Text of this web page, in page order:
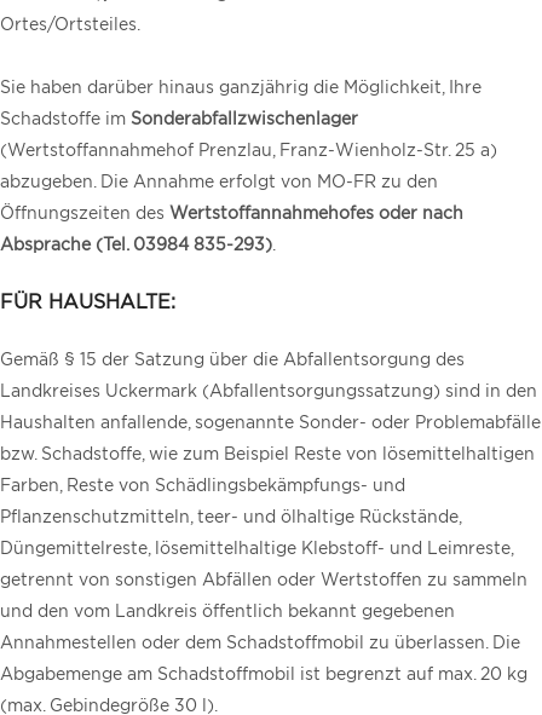
Ortes/Ortsteiles.
Sie haben darüber hinaus ganzjährig die Möglichkeit, Ihre
Schadstoffe im Sonderabfallzwischenlager
(Wertstoffannahmehof Prenzlau, Franz-Wienholz-Str. 25 a)
abzugeben. Die Annahme erfolgt von MO-FR zu den
Öffnungszeiten des Wertstoffannahmehofes oder nach
Absprache (Tel. 03984 835-293)
FÜR HAUSHALTE:
Gemäß § 15 der Satzung über die Abfallentsorgung des
Landkreises Uckermark (Abfallentsorgungssatzung) sind in den
Haushalten anfallende, sogenannte Sonder- oder Problemabfälle
bzw. Schadstoffe, wie zum Beispiel Reste von lösemittelhaltigen
Farben, Reste von Schädlingsbekämpfungs- und
Pflanzenschutzmitteln, teer- und ölhaltige Rückstände,
Düngemittelreste, lösemittelhaltige Klebstoff- und Leimreste,
getrennt von sonstigen Abfällen oder Wertstoffen zu sammeln
und den vom Landkreis öffentlich bekannt gegebenen
Annahmestellen oder dem Schadstoffmobil zu überlassen. Die
Abgabemenge am Schadstoffmobil ist begrenzt auf max. 20 kg
(max. Gebindegröße 30 l).